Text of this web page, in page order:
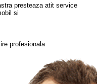
presteaza atit service
si
profesionala